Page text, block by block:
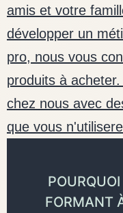
amis et votre
développer un
pro, nous vous
produits à
chez nous avec
que vous
FORMANT